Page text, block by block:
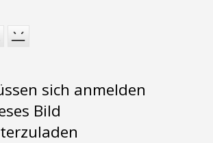
sich anmelden
Bild